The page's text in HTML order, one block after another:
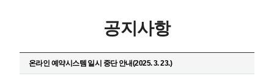
공지사항
온라인 예약시스템 일시 중단 안내(2025. 3. 23.)